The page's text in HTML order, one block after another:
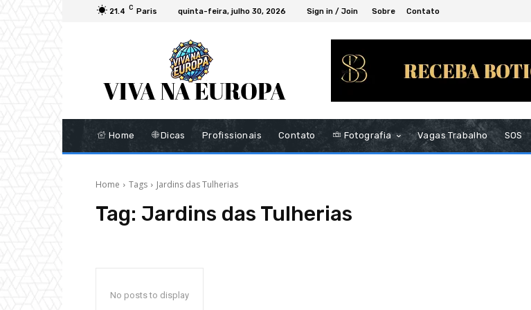
21.4 C Paris quinta-feira, julho 30, 2026 Sign in / Join Sobre Contato
Home Dicas Profissionais Contato Fotografia Vagas Trabalho SOS
Home Tags Jardins das Tulherias
Tag: Jardins das Tulherias
No posts to display